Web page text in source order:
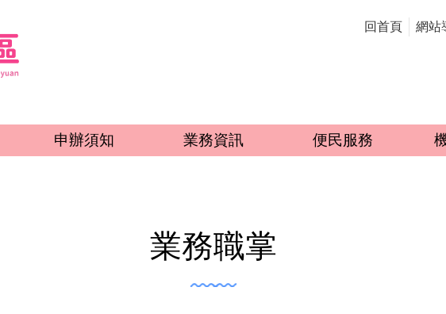
回首頁
網站
申辦須知 業務資訊 便民服務
業務職掌